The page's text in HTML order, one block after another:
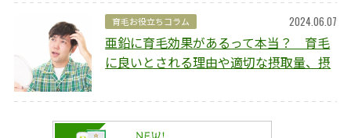
育毛お役立ちコラム 2024.06.07
亜鉛に育毛効果があるって本当？ 育毛
に良いとされる理由や適切な摂取量、摂